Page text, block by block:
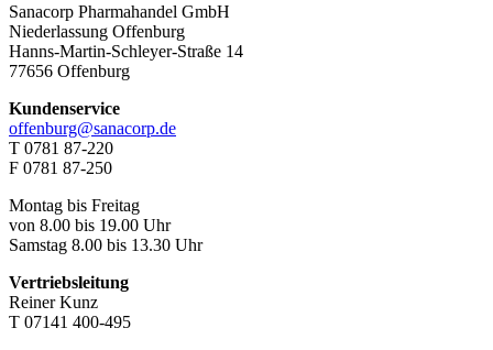
Sanacorp Pharmahandel GmbH
Niederlassung Offenburg
Hanns-Martin-Schleyer-Straße 14
77656 Offenburg
Kundenservice
offenburg@sanacorp.de
T 0781 87-220
F 0781 87-250
Montag bis Freitag
von 8.00 bis 19.00 Uhr
Samstag 8.00 bis 13.30 Uhr
Vertriebsleitung
Reiner Kunz
T 07141 400-495